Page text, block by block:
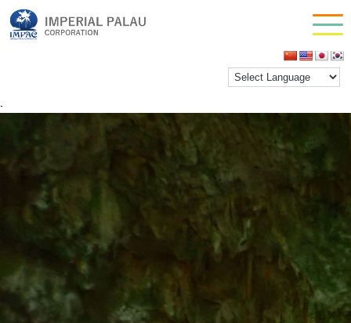
1Dayパラオ松島洞窟探検ツアー・サムネイル
inpactestuser |2023年8月18日
›